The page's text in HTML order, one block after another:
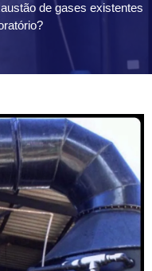
de gases existentes